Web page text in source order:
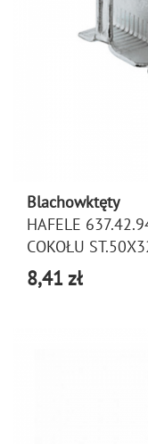
Blachowktęty
HAFELE
COKOŁU
8,41 zł